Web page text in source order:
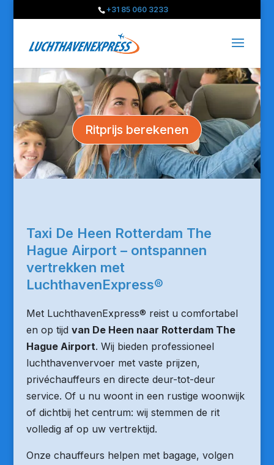
+31 85 060 3233
Ritprijs berekenen
Taxi De Heen Rotterdam The
Hague Airport – ontspannen
vertrekken met
LuchthavenExpress®
Met LuchthavenExpress® reist u comfortabel
en op tijd van De Heen naar Rotterdam The
Hague Airport. Wij bieden professioneel
luchthavenvervoer met vaste prijzen,
privéchauffeurs en directe deur-tot-deur
service. Of u nu woont in een rustige woonwijk
of dichtbij het centrum: wij stemmen de rit
volledig af op uw vertrektijd.
Onze chauffeurs helpen met bagage, volgen